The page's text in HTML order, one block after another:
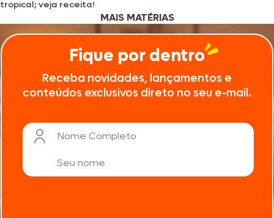
tropical; veja receita!
MAIS MATÉRIAS
Fique por dentro
Receba novidades, lançamentos e
conteúdos exclusivos direto no seu e-mail.
Nome Completo